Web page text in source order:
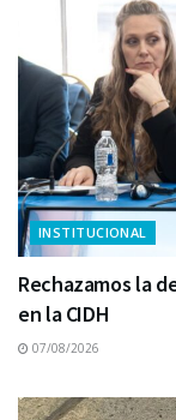
INSTITUCIONAL
Rechazamos la
en la CIDH
07/08/2026